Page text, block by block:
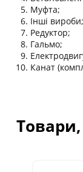
Муфта;
Інші вироби;
Редуктор;
Гальмо;
Канат